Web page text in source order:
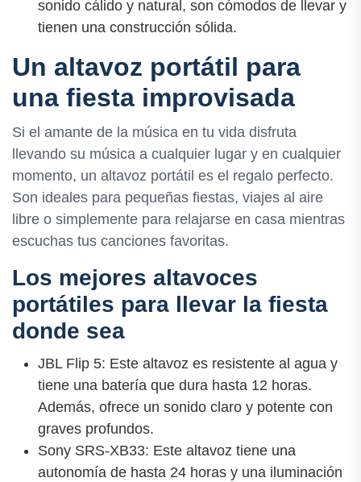
sonido cálido y natural, son cómodos de llevar y
tienen una construcción sólida.
Un altavoz portátil para
una fiesta improvisada
Si el amante de la música en tu vida disfruta
llevando su música a cualquier lugar y en cualquier
momento, un altavoz portátil es el regalo perfecto.
Son ideales para pequeñas fiestas, viajes al aire
libre o simplemente para relajarse en casa mientras
escuchas tus canciones favoritas.
Los mejores altavoces
portátiles para llevar la fiesta
donde sea
JBL Flip 5: Este altavoz es resistente al agua y
tiene una batería que dura hasta 12 horas.
Además, ofrece un sonido claro y potente con
graves profundos.
Sony SRS-XB33: Este altavoz tiene una
autonomía de hasta 24 horas y una iluminación